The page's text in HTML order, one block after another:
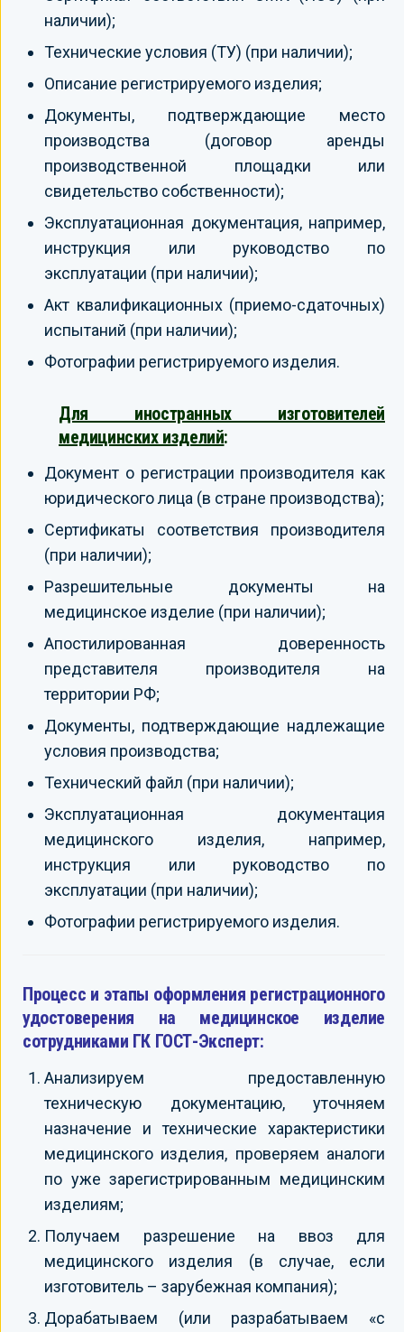
наличии);
Технические условия (ТУ) (при наличии);
Описание регистрируемого изделия;
Документы, подтверждающие место
производства (договор аренды
производственной площадки или
свидетельство собственности);
Эксплуатационная документация, например,
инструкция или руководство по
эксплуатации (при наличии);
Акт квалификационных (приемо-сдаточных)
испытаний (при наличии);
Фотографии регистрируемого изделия.
Для иностранных изготовителей
медицинских изделий:
Документ о регистрации производителя как
юридического лица (в стране производства);
Сертификаты соответствия производителя
(при наличии);
Разрешительные документы на
медицинское изделие (при наличии);
Апостилированная доверенность
представителя производителя на
территории РФ;
Документы, подтверждающие надлежащие
условия производства;
Технический файл (при наличии);
Эксплуатационная документация
медицинского изделия, например,
инструкция или руководство по
эксплуатации (при наличии);
Фотографии регистрируемого изделия.
Процесс и этапы оформления регистрационного
удостоверения на медицинское изделие
сотрудниками ГК ГОСТ-Эксперт:
Анализируем предоставленную
техническую документацию, уточняем
назначение и технические характеристики
медицинского изделия, проверяем аналоги
по уже зарегистрированным медицинским
изделиям;
Получаем разрешение на ввоз для
медицинского изделия (в случае, если
изготовитель – зарубежная компания);
Дорабатываем (или разрабатываем «с